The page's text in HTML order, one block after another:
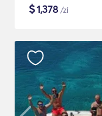
$1,378 /zi